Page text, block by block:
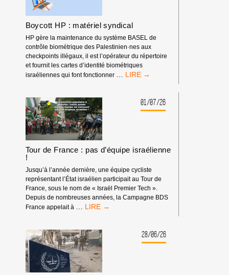
Boycott HP : matériel syndical
HP gère la maintenance du système BASEL de
contrôle biométrique des Palestinien·nes aux
checkpoints illégaux, il est l’opérateur du répertoire
et fournit les cartes d’identité biométriques
israéliennes qui font fonctionner
BOYCOTT
MATÉRIEL
SYNDICAL
01/07/26
Tour de France : pas d’équipe israélienne
!
Jusqu’à l’année dernière, une équipe cycliste
représentant l’État israélien participait au Tour de
France, sous le nom de « Israël Premier Tech ».
Depuis de nombreuses années, la Campagne BDS
France appelait à
TOUR
:
PAS
D’ÉQUIPE
ISRAÉLIENNE
!
28/06/26